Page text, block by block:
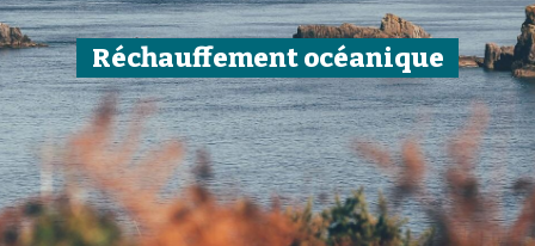
Réchauffement océanique